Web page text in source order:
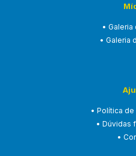
•
• Galeria
• Política
• Dúvidas
•